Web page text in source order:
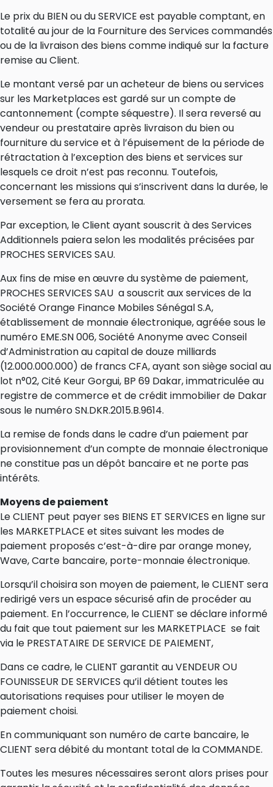
Le prix du BIEN ou du SERVICE est payable comptant, en
totalité au jour de la Fourniture des Services commandés
ou de la livraison des biens comme indiqué sur la facture
remise au Client.
Le montant versé par un acheteur de biens ou services
sur les Marketplaces est gardé sur un compte de
cantonnement (compte séquestre). Il sera reversé au
vendeur ou prestataire après livraison du bien ou
fourniture du service et à l’épuisement de la période de
rétractation à l’exception des biens et services sur
lesquels ce droit n’est pas reconnu. Toutefois,
concernant les missions qui s’inscrivent dans la durée, le
versement se fera au prorata.
Par exception, le Client ayant souscrit à des Services
Additionnels paiera selon les modalités précisées par
PROCHES SERVICES SAU.
Aux fins de mise en œuvre du système de paiement,
PROCHES SERVICES SAU a souscrit aux services de la
Société Orange Finance Mobiles Sénégal S.A,
établissement de monnaie électronique, agréée sous le
numéro EME.SN 006, Société Anonyme avec Conseil
d’Administration au capital de douze milliards
(12.000.000.000) de francs CFA, ayant son siège social au
lot n°02, Cité Keur Gorgui, BP 69 Dakar, immatriculée au
registre de commerce et de crédit immobilier de Dakar
sous le numéro SN.DKR.2015.B.9614.
La remise de fonds dans le cadre d’un paiement par
provisionnement d’un compte de monnaie électronique
ne constitue pas un dépôt bancaire et ne porte pas
intérêts.
Moyens de paiement
Le CLIENT peut payer ses BIENS ET SERVICES en ligne sur
les MARKETPLACE et sites suivant les modes de
paiement proposés c’est-à-dire par orange money,
Wave, Carte bancaire, porte-monnaie électronique.
Lorsqu’il choisira son moyen de paiement, le CLIENT sera
redirigé vers un espace sécurisé afin de procéder au
paiement. En l’occurrence, le CLIENT se déclare informé
du fait que tout paiement sur les MARKETPLACE se fait
via le PRESTATAIRE DE SERVICE DE PAIEMENT,
Dans ce cadre, le CLIENT garantit au VENDEUR OU
FOUNISSEUR DE SERVICES qu’il détient toutes les
autorisations requises pour utiliser le moyen de
paiement choisi.
En communiquant son numéro de carte bancaire, le
CLIENT sera débité du montant total de la COMMANDE.
Toutes les mesures nécessaires seront alors prises pour